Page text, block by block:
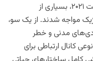
پس از بازگشت طالبان به قدرت در اگست ۲۰۲۱، بسیاری از
مواجه شدند. از یک سو،
مدنی و خطر
کانال ارتباطی برای